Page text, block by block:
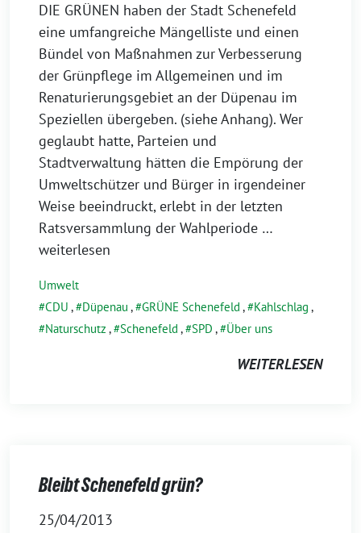
DIE GRÜNEN haben der Stadt Schenefeld
eine umfangreiche Mängelliste und einen
Bündel von Maßnahmen zur Verbesserung
der Grünpflege im Allgemeinen und im
Renaturierungsgebiet an der Düpenau im
Speziellen übergeben. (siehe Anhang). Wer
geglaubt hatte, Parteien und
Stadtverwaltung hätten die Empörung der
Umweltschützer und Bürger in irgendeiner
Weise beeindruckt, erlebt in der letzten
Ratsversammlung der Wahlperiode …
weiterlesen
Umwelt
CDU , Düpenau , GRÜNE Schenefeld , Kahlschlag ,
Naturschutz , Schenefeld , SPD , Über uns
WEITERLESEN
Bleibt Schenefeld grün?
25/04/2013